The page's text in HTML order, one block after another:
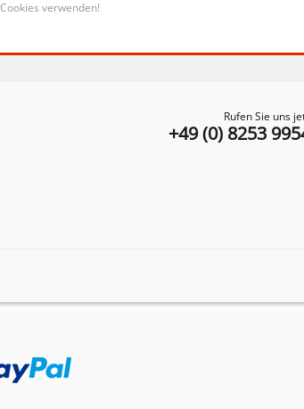
verwenden!
Rufen Sie uns
+49 (0) 8253